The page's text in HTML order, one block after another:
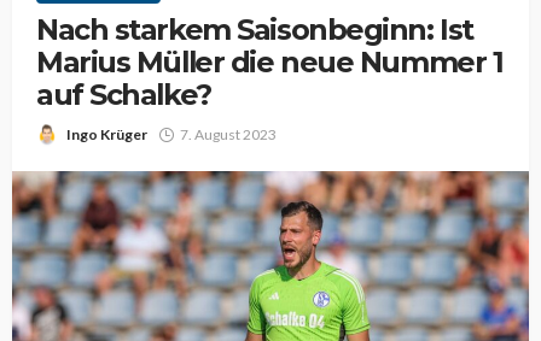
Nach starkem Saisonbeginn: Ist
Marius Müller die neue Nummer 1
auf Schalke?
Ingo Krüger 7. August 2023